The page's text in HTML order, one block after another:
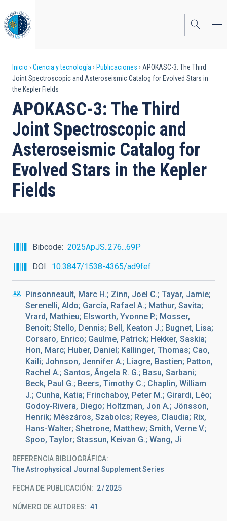
al
contenido
principal
Sobrescribir
enlaces
de
ayuda
a
la
navegación
Inicio Ciencia y tecnología Publicaciones
APOKASC-3: The Third
Joint Spectroscopic and Asteroseismic Catalog for Evolved Stars in
the Kepler Fields
APOKASC-3: The Third
Joint Spectroscopic and
Asteroseismic Catalog for
Evolved Stars in the Kepler
Fields
Bibcode
2025ApJS..276...69P
DOI
10.3847/1538-4365/ad9fef
Pinsonneault, Marc H.; Zinn, Joel C.; Tayar, Jamie;
Serenelli, Aldo; García, Rafael A.; Mathur, Savita;
Vrard, Mathieu; Elsworth, Yvonne P.; Mosser,
Benoit; Stello, Dennis; Bell, Keaton J.; Bugnet, Lisa;
Corsaro, Enrico; Gaulme, Patrick; Hekker, Saskia;
Hon, Marc; Huber, Daniel; Kallinger, Thomas; Cao,
Kaili; Johnson, Jennifer A.; Liagre, Bastien; Patton,
Rachel A.; Santos, Ângela R. G.; Basu, Sarbani;
Beck, Paul G.; Beers, Timothy C.; Chaplin, William
J.; Cunha, Katia; Frinchaboy, Peter M.; Girardi, Léo;
Godoy-Rivera, Diego; Holtzman, Jon A.; Jönsson,
Henrik; Mészáros, Szabolcs; Reyes, Claudia; Rix,
Hans-Walter; Shetrone, Matthew; Smith, Verne V.;
Spoo, Taylor; Stassun, Keivan G.; Wang, Ji
REFERENCIA BIBLIOGRÁFICA
The Astrophysical Journal Supplement Series
FECHA DE PUBLICACIÓN: 2 2025
NÚMERO DE AUTORES 41